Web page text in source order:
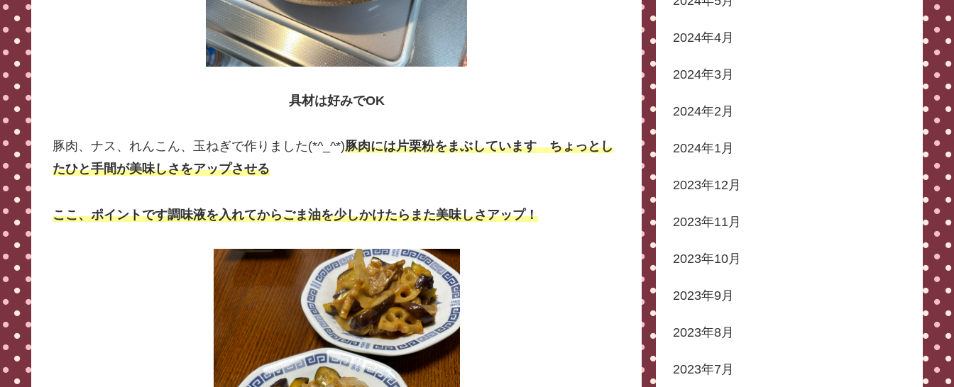
具材は好みでOK
豚肉、ナス、れんこん、玉ねぎで作りました(*^_^*)豚肉には片栗粉をまぶしています ちょっとし
たひと手間が美味しさをアップさせる
ここ、ポイントです調味液を入れてからごま油を少しかけたらまた美味しさアップ！
2024年4月
2024年3月
2024年2月
2024年1月
2023年12月
2023年11月
2023年10月
2023年9月
2023年8月
2023年7月